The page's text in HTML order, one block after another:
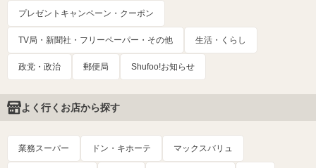
プレゼントキャンペーン・クーポン
TV局・新聞社・フリーペーパー・その他 生活・くらし
政党・政治 郵便局 Shufoo!お知らせ
よく行くお店から探す
業務スーパー ドン・キホーテ マックスバリュ